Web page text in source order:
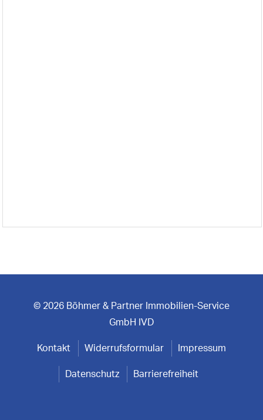
© 2026 Böhmer & Partner Immobilien-Service
GmbH IVD
Kontakt Widerrufsformular Impressum
Datenschutz Barrierefreiheit